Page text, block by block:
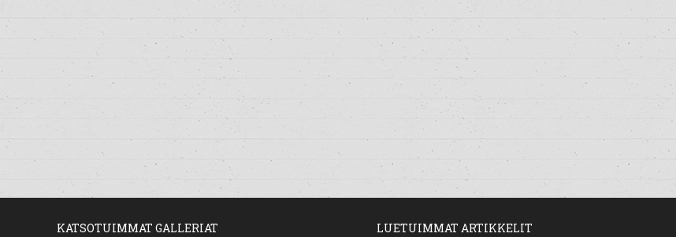
KATSOTUIMMAT GALLERIAT
LUETUIMMAT ARTIKKELIT